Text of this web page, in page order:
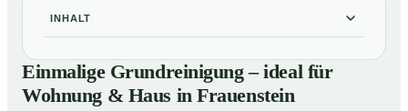
INHALT
Einmalige Grundreinigung – ideal für Wohnung & Haus
in Frauenstein
Einmalige Grundreinigung – ideal für
Wohnung & Haus in Frauenstein